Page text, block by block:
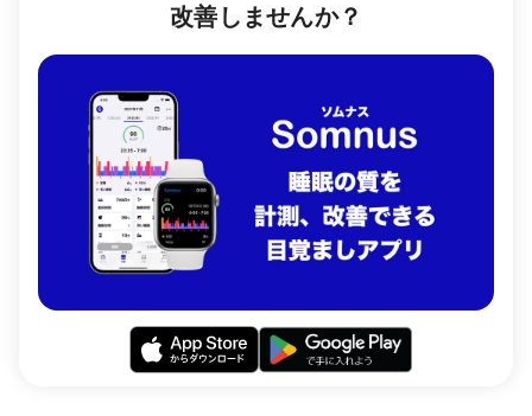
改善しませんか？